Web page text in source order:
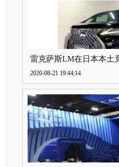
2020-08-21 19:44:14